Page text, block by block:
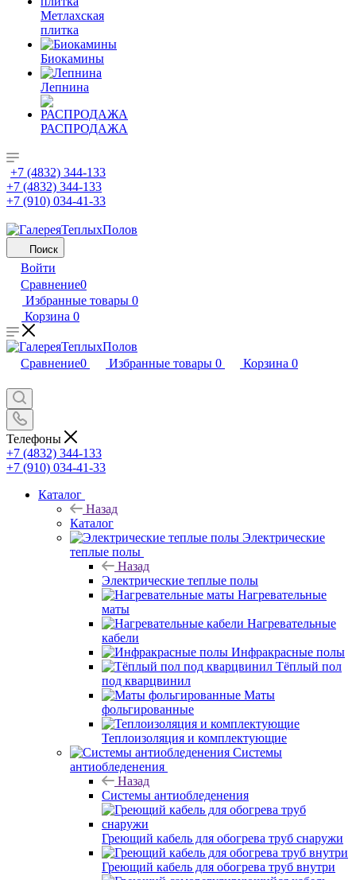
Метлахская
плитка
Биокамины
Лепнина
РАСПРОДАЖА
+7 (4832) 344-133
+7 (4832) 344-133
+7 (910) 034-41-33
Поиск
Войти
Сравнение0
Избранные товары 0
Корзина 0
Сравнение0 Избранные товары 0 Корзина 0
Телефоны
+7 (4832) 344-133
+7 (910) 034-41-33
Каталог
Назад
Каталог
Электрические
теплые полы
Назад
Электрические теплые полы
Нагревательные
маты
Нагревательные
кабели
Инфракрасные полы
Тёплый пол
под кварцвинил
Маты
фольгированные
Теплоизоляция и комплектующие
Системы
антиобледенения
Назад
Системы антиобледенения
Греющий кабель для обогрева труб снаружи
Греющий кабель для обогрева труб внутри